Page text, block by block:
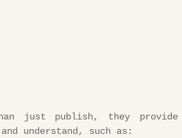
just publish, they provide
understand, such as: